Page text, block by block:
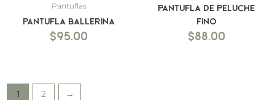
Pantuflas
Pantufla ballerina
$95.00
Pantufla de peluche
fino
$88.00
1 2 →